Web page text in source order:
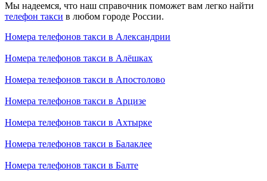
Мы надеемся, что наш справочник поможет вам легко найти
телефон такси в любом городе России.
Номера телефонов такси в Александрии
Номера телефонов такси в Алёшках
Номера телефонов такси в Апостолово
Номера телефонов такси в Арцизе
Номера телефонов такси в Ахтырке
Номера телефонов такси в Балаклее
Номера телефонов такси в Балте